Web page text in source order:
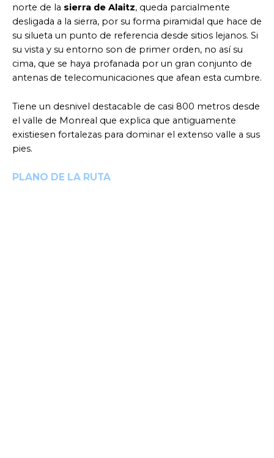
norte de la sierra de Alaitz, queda parcialmente
desligada a la sierra, por su forma piramidal que hace de
su silueta un punto de referencia desde sitios lejanos. Si
su vista y su entorno son de primer orden, no así su
cima, que se haya profanada por un gran conjunto de
antenas de telecomunicaciones que afean esta cumbre.
Tiene un desnivel destacable de casi 800 metros desde
el valle de Monreal que explica que antiguamente
existiesen fortalezas para dominar el extenso valle a sus
pies.
PLANO DE LA RUTA